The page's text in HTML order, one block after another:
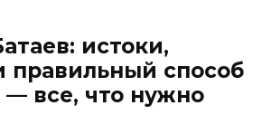
истоки,
правильный способ
— все, что нужно